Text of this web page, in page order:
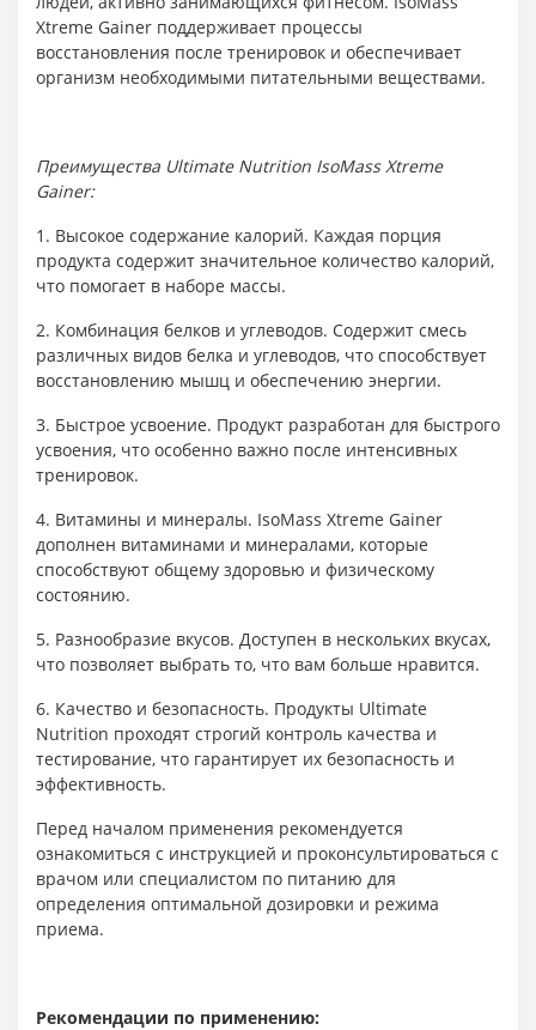
Xtreme Gainer поддерживает процессы
восстановления после тренировок и обеспечивает
организм необходимыми питательными веществами.
Преимущества Ultimate Nutrition IsoMass Xtreme
Gainer:
1. Высокое содержание калорий. Каждая порция
продукта содержит значительное количество калорий,
что помогает в наборе массы.
2. Комбинация белков и углеводов. Содержит смесь
различных видов белка и углеводов, что способствует
восстановлению мышц и обеспечению энергии.
3. Быстрое усвоение. Продукт разработан для быстрого
усвоения, что особенно важно после интенсивных
тренировок.
4. Витамины и минералы. IsoMass Xtreme Gainer
дополнен витаминами и минералами, которые
способствуют общему здоровью и физическому
состоянию.
5. Разнообразие вкусов. Доступен в нескольких вкусах,
что позволяет выбрать то, что вам больше нравится.
6. Качество и безопасность. Продукты Ultimate
Nutrition проходят строгий контроль качества и
тестирование, что гарантирует их безопасность и
эффективность.
Перед началом применения рекомендуется
ознакомиться с инструкцией и проконсультироваться с
врачом или специалистом по питанию для
определения оптимальной дозировки и режима
приема.
Рекомендации по применению: